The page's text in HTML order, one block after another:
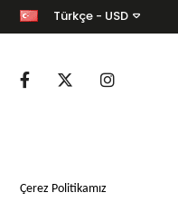
Türkçe - USD
Çerez Politikamız